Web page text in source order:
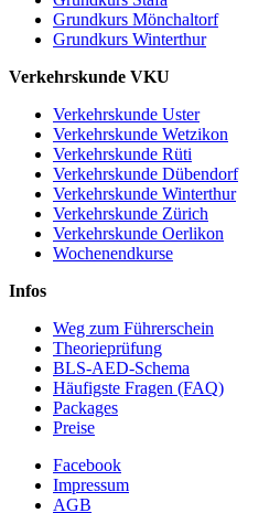
Grundkurs Mönchaltorf
Grundkurs Winterthur
Verkehrskunde VKU
Verkehrskunde Uster
Verkehrskunde Wetzikon
Verkehrskunde Rüti
Verkehrskunde Dübendorf
Verkehrskunde Winterthur
Verkehrskunde Zürich
Verkehrskunde Oerlikon
Wochenendkurse
Infos
Weg zum Führerschein
Theorieprüfung
BLS-AED-Schema
Häufigste Fragen (FAQ)
Packages
Preise
Facebook
Impressum
AGB